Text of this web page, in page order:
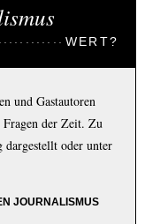
WERT?
und Gastautoren
der Zeit. Zu
dargestellt oder unter
JOURNALISMUS